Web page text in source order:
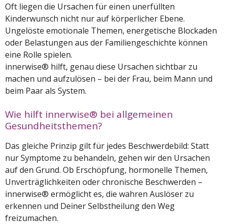
Oft liegen die Ursachen für einen unerfüllten
Kinderwunsch nicht nur auf körperlicher Ebene.
Ungelöste emotionale Themen, energetische Blockaden
oder Belastungen aus der Familiengeschichte können
eine Rolle spielen.
innerwise® hilft, genau diese Ursachen sichtbar zu
machen und aufzulösen – bei der Frau, beim Mann und
beim Paar als System.
Wie hilft innerwise® bei allgemeinen
Gesundheitsthemen?
Das gleiche Prinzip gilt für jedes Beschwerdebild: Statt
nur Symptome zu behandeln, gehen wir den Ursachen
auf den Grund. Ob Erschöpfung, hormonelle Themen,
Unverträglichkeiten oder chronische Beschwerden –
innerwise® ermöglicht es, die wahren Auslöser zu
erkennen und Deiner Selbstheilung den Weg
freizumachen.